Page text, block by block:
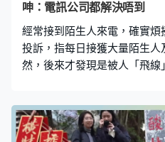
呻：電訊公司都解決唔到
經常接到陌生人來電，確實
投訴，指每日接獲大量陌生
然，後來才發現是被人「飛
不勝其煩。 「突然間有好多
陌生電話，直接飛留言。突